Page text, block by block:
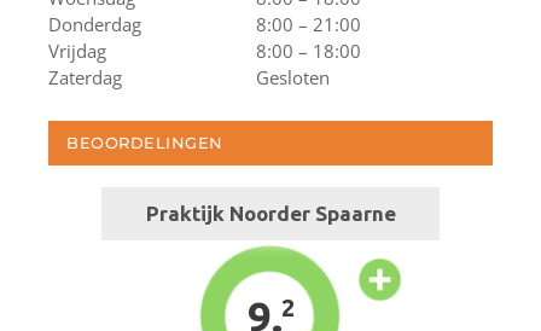
Donderdag
8:00 – 21:00
Vrijdag
8:00 – 18:00
Zaterdag
Gesloten
BEOORDELINGEN